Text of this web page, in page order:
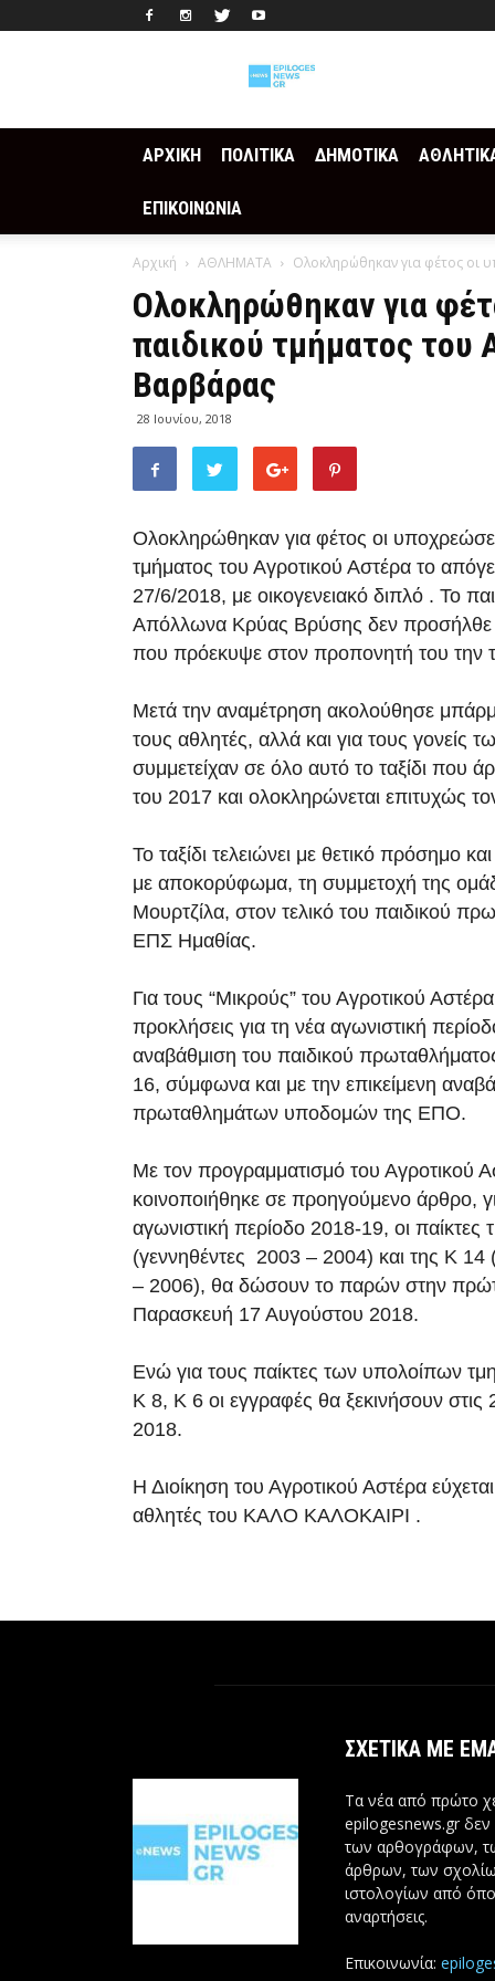
ΑΡΧΙΚΗ ΠΟΛΙΤΙΚΑ ΔΗΜΟΤΙΚΑ
ΕΠΙΚΟΙΝΩΝΙΑ
Αρχική ΑΘΛΗΜΑΤΑ Ολοκληρώθηκαν για φέτος οι
Ολοκληρώθηκαν για
παιδικού τμήματος του
Βαρβάρας
28 Ιουνίου, 2018
Ολοκληρώθηκαν για φέτος οι
τμήματος του Αγροτικού Αστέρα το
27/6/2018, με οικογενειακό διπλό . Το
Απόλλωνα Κρύας Βρύσης δεν
που πρόεκυψε στον προπονητή του την
Μετά την αναμέτρηση ακολούθησε
τους αθλητές, αλλά και για τους γονείς
συμμετείχαν σε όλο αυτό το ταξίδι που
του 2017 και ολοκληρώνεται επιτυχώς
Το ταξίδι τελειώνει με θετικό πρόσημο
με αποκορύφωμα, τη συμμετοχή της
Μουρτζίλα, στον τελικό του παιδικού
ΕΠΣ Ημαθίας.
Για τους “Μικρούς” του Αγροτικού
προκλήσεις για τη νέα αγωνιστική
αναβάθμιση του παιδικού
16, σύμφωνα και με την επικείμενη
πρωταθλημάτων υποδομών της ΕΠΟ.
Με τον προγραμματισμό του Αγροτικού
κοινοποιήθηκε σε προηγούμενο άρθρο,
αγωνιστική περίοδο 2018-19, οι παίκτες
(γεννηθέντες 2003 – 2004) και της Κ 14
– 2006), θα δώσουν το παρών στην
Παρασκευή 17 Αυγούστου 2018.
Ενώ για τους παίκτες των υπολοίπων
Κ 8, Κ 6 οι εγγραφές θα ξεκινήσουν
2018.
Η Διοίκηση του Αγροτικού Αστέρα
αθλητές του ΚΑΛΟ ΚΑΛΟΚΑΙΡΙ .
ΣΧΕΤΙΚΆ ΜΕ
Τα νέα από πρώτο
epilogesnews.gr δεν
των αρθογράφων,
άρθρων, των
ιστολογίων από
αναρτήσεις.
Επικοινωνία: